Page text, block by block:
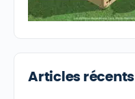
Articles récents